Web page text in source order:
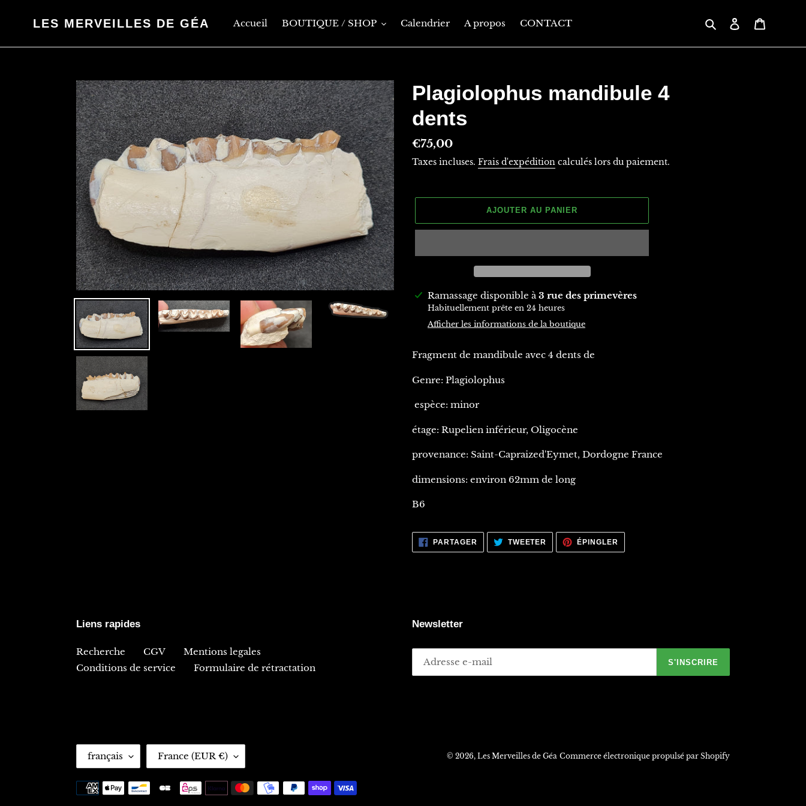
LES MERVEILLES DE GÉA Accueil BOUTIQUE / SHOP Calendrier A propos CONTACT RechercherSe connecter
Plagiolophus mandibule 4
dents
Prix
normal
€75,00
Taxes incluses. Frais d'expédition calculés lors du paiement.
AJOUTER AU PANIER
Ajout
d'un
produit
panier
Ramassage disponible à3 rue des primevères
Habituellement prête en 24 heures
Afficher les informations de la boutique
Fragment de mandibule avec 4 dents de
Genre: Plagiolophus
espèce: minor
étage: Rupelien inférieur, Oligocène
provenance: Saint-Capraized'Eymet, Dordogne France
dimensions: environ 62mm de long
B6
PARTAGER PARTAGER
SUR
FACEBOOK
TWEETER TWEETER
SUR
TWITTER
ÉPINGLER
PINTEREST
Liens rapides
Recherche CGV
Mentions legales
Conditions de service
Formulaire de rétractation
Newsletter
S'INSCRIRE
A
N
G
français
A
Y
S
France (EUR €) © 2026, Les Merveilles de Géa Commerce électronique propulsé par Shopify
Moyens